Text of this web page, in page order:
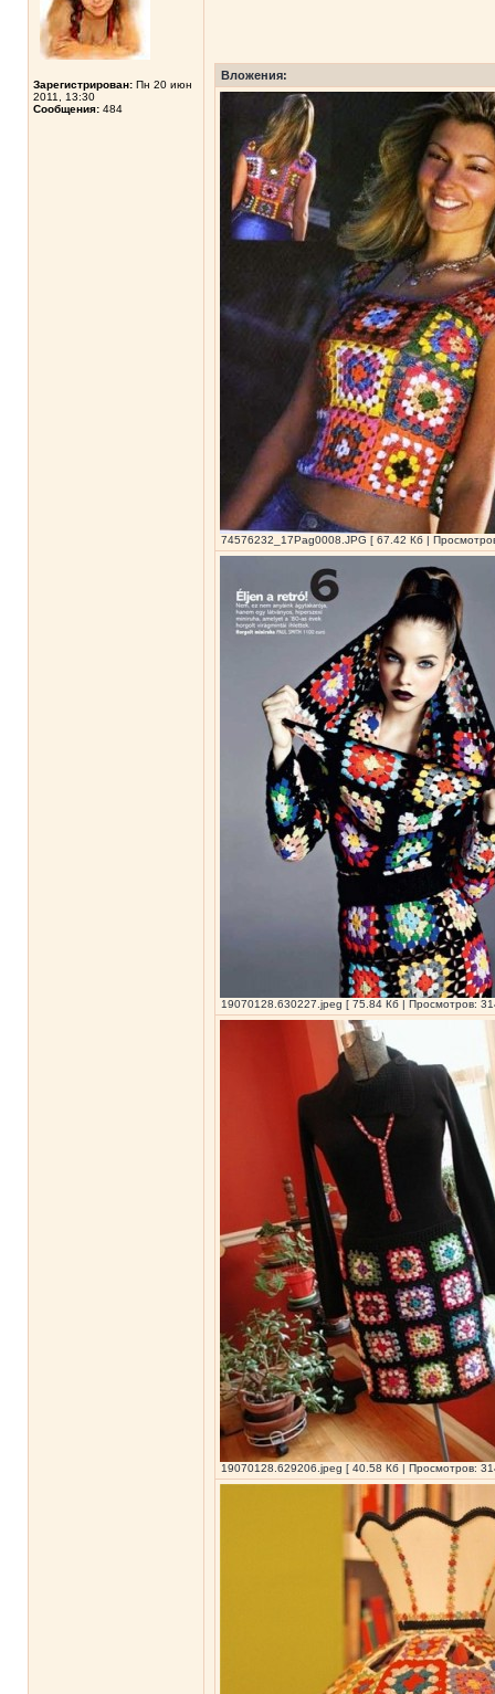
Зарегистрирован: Пн 20 июн
2011, 13:30
Сообщения: 484
Вложения:
74576232_17Pag0008.JPG [ 67.42 Кб |
19070128.630227.jpeg [ 75.84 Кб | Просмотров:
19070128.629206.jpeg [ 40.58 Кб | Просмотров: